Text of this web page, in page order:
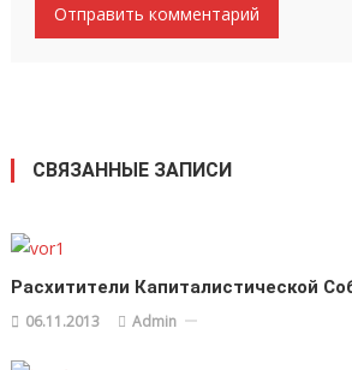
СВЯЗАННЫЕ ЗАПИСИ
Расхитители Капиталистической
06.11.2013 Admin